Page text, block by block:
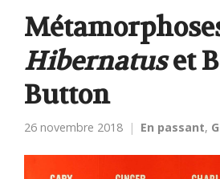
Hibernatuset
Button
26 novembre 2018 En passant,